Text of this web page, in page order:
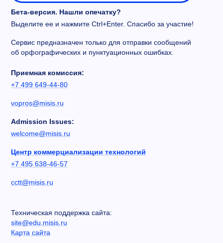
Бета-версия. Нашли опечатку?
Выделите ее и нажмите Ctrl+Enter. Спасибо за участие!
Сервис предназначен только для отправки сообщений
об орфографических и пунктуационных ошибках.
Приемная комиссия:
+7 499 649-44-80
vopros@misis.ru
Admission Issues:
welcome@misis.ru
Центр коммерциализации технологий
+7 495 638-46-57
cctt@misis.ru
Техническая поддержка сайта:
site@edu.misis.ru
Карта сайта